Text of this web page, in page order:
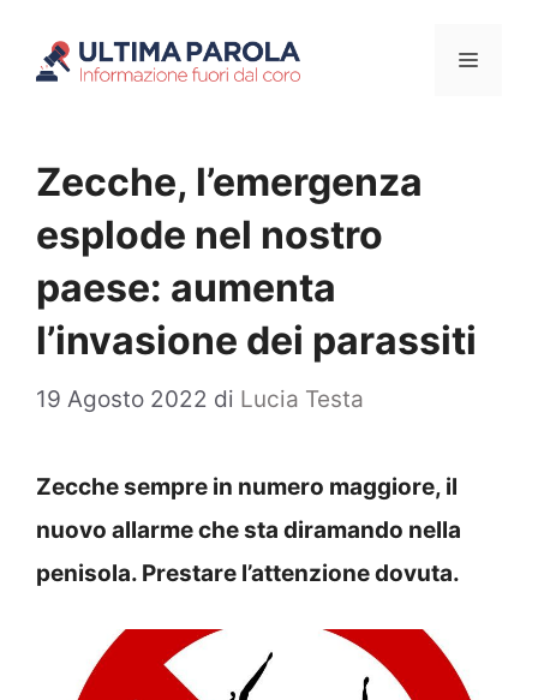
Menu
Zecche, l’emergenza
esplode nel nostro
paese: aumenta
l’invasione dei parassiti
19 Agosto 2022 di Lucia Testa
Zecche sempre in numero maggiore, il
nuovo allarme che sta diramando nella
penisola. Prestare l’attenzione dovuta.